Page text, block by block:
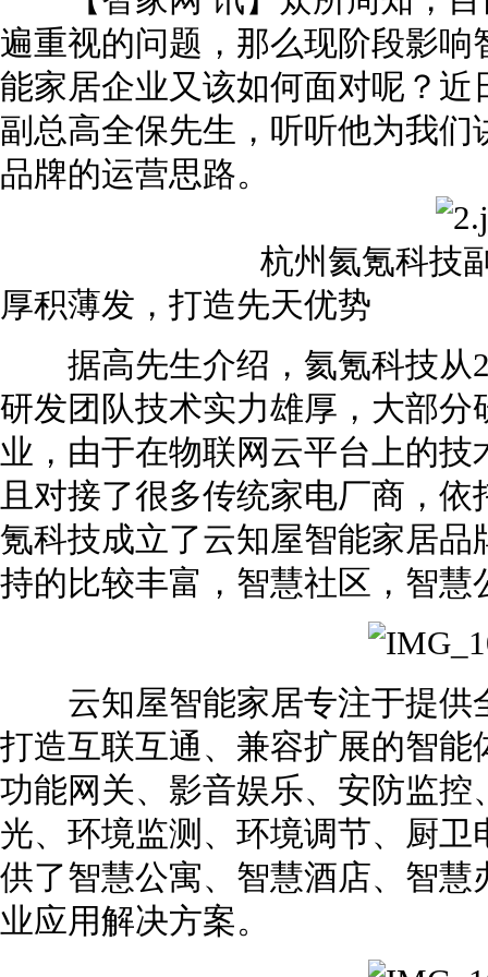
遍重视的问题，那么现阶段影
能家居企业又该如何面对呢？
副总高全保先生，听听他为我
品牌的运营思路。
杭州氦氪科技
厚积薄发，打造先天优势
据高先生介绍，氦氪科技从
研发团队技术实力雄厚，大部
业，由于在物联网云平台上的
且对接了很多传统家电厂商，
氪科技成立了云知屋智能家居
持的比较丰富，智慧社区，智
云知屋智能家居专注于提供
打造互联互通、兼容扩展的智
功能网关、影音娱乐、安防监
光、环境监测、环境调节、厨
供了智慧公寓、智慧酒店、智
业应用解决方案。